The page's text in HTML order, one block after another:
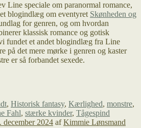
Line speciale om paranormal romance,
blogindlæg om eventyret Skønheden og
for genren, og om hvordan
klassisk romance og gotisk
fundet et andet blogindlæg fra Line
på det mere mørke i genren og kaster
er så forbandet sexede.
, Historisk fantasy, Kærlighed, monstre,
Fahl, stærke kvinder, Tågespind
december 2024 afKimmie Lønsmand